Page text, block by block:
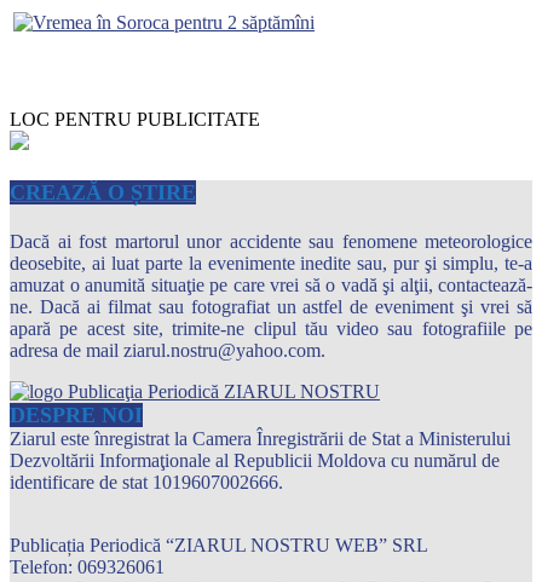
LOC PENTRU PUBLICITATE
CREAZĂ O ȘTIRE
Dacă ai fost martorul unor accidente sau fenomene meteorologice
deosebite, ai luat parte la evenimente inedite sau, pur şi simplu, te-a
amuzat o anumită situaţie pe care vrei să o vadă şi alţii, contactează-
ne. Dacă ai filmat sau fotografiat un astfel de eveniment şi vrei să
apară pe acest site, trimite-ne clipul tău video sau fotografiile pe
adresa de mail ziarul.nostru@yahoo.com.
DESPRE NOI
Ziarul este înregistrat la Camera Înregistrării de Stat a Ministerului
Dezvoltării Informaţionale al Republicii Moldova cu numărul de
identificare de stat 1019607002666.
Publicația Periodică “ZIARUL NOSTRU WEB” SRL
Telefon: 069326061